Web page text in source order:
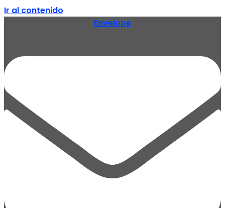
Ir al contenido
Envelope